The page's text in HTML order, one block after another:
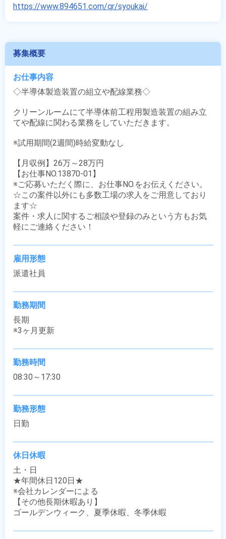
https://www.894651.com/qr/syoukai/
募集概要
お仕事内容
◇半導体製造装置の組立や配線業務◇
クリーンルームにて半導体前工程用製造装置の組み立
てや配線に関わる業務をしていただきます。
※試用期間(2週間)時給変動なし
【月収例】26万～28万円
【お仕事NO.13870-01】
※ご応募いただく際に、お仕事NO.をお伝えください。
☆この案件以外にも多数工場の求人をご用意しており
ます☆
案件・求人に関するご相談や登録のみという方もお気
軽にご連絡ください！
雇用形態
派遣社員
勤務期間
長期
※3ヶ月更新
勤務時間
08:30～17:30
勤務形態
日勤
休日休暇
土・日
★年間休日120日★
※会社カレンダーによる
【その他長期休暇あり】
ゴールデンウィーク、夏季休暇、冬季休暇